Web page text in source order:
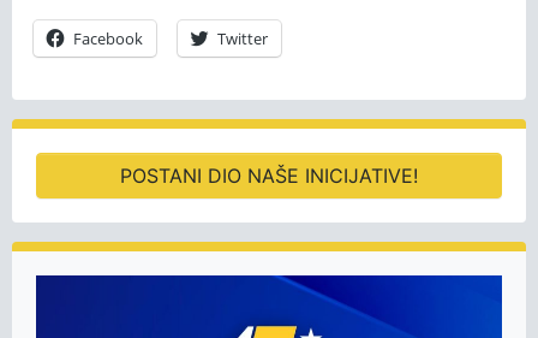
Facebook Twitter
POSTANI DIO NAŠE INICIJATIVE!